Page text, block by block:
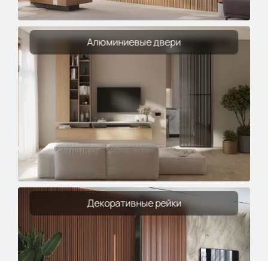
Алюминиевые двери
Декоративные рейки